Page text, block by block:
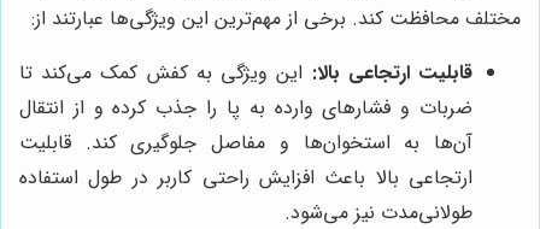
مختلف محافظت کند. برخی از مهم‌ترین این ویژگی‌ها عبارتند از:
قابلیت ارتجاعی بالا: این ویژگی به کفش کمک می‌کند تا
ضربات و فشارهای وارده به پا را جذب کرده و از انتقال
آن‌ها به استخوان‌ها و مفاصل جلوگیری کند. قابلیت
ارتجاعی بالا باعث افزایش راحتی کاربر در طول استفاده
طولانی‌مدت نیز می‌شود.